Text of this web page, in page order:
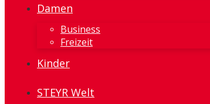
Damen
Business
Freizeit
Kinder
STEYR Welt